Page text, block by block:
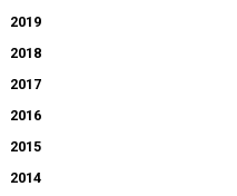
2019
2018
2017
2016
2015
2014